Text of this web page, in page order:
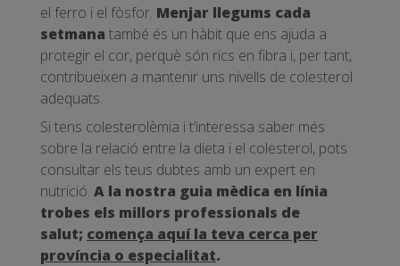
el ferro i el fòsfor. Menjar llegums cada
setmana també és un hàbit que ens ajuda a
protegir el cor, perquè són rics en fibra i, per tant,
contribueixen a mantenir uns nivells de colesterol
adequats.
Si tens colesterolèmia i t’interessa saber més
sobre la relació entre la dieta i el colesterol, pots
consultar els teus dubtes amb un expert en
nutrició. A la nostra guia mèdica en línia
trobes els millors professionals de
salut; comença aquí la teva cerca per
província o especialitat.